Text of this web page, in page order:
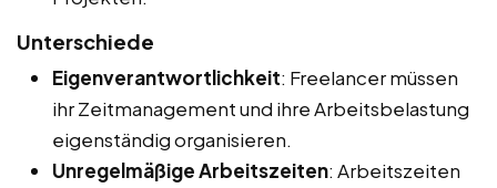
Unterschiede
Eigenverantwortlichkeit: Freelancer müssen
ihr Zeitmanagement und ihre Arbeitsbelastung
eigenständig organisieren.
Unregelmäßige Arbeitszeiten: Arbeitszeiten